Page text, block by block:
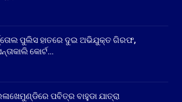
ପୁଲିସ ହାତରେ ଦୁଇ ଅଭିଯୁକ୍ତ ଗିରଫ,
କୋର୍ଟ…
ପବିତ୍ର ବାହୁଡା ଯାତ୍ରା